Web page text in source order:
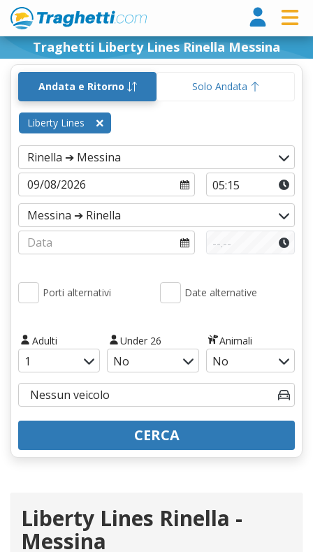
Traghetti Liberty Lines Rinella Messina
Andata e Ritorno Solo Andata
Liberty Lines
Porti alternativi Date alternative
Adulti Under 26 Animali
CERCA
Liberty Lines Rinella -
Messina